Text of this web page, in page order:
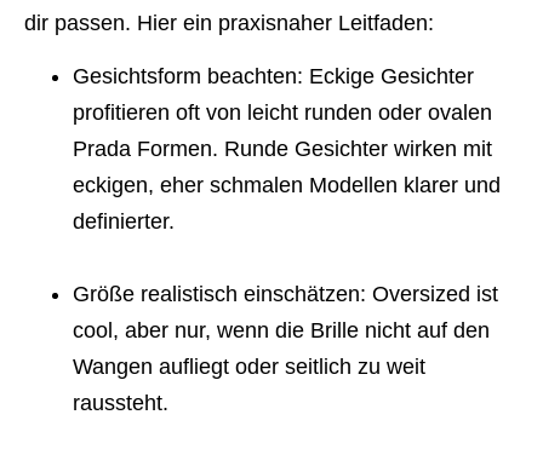
dir passen. Hier ein praxisnaher Leitfaden:
Gesichtsform beachten: Eckige Gesichter
profitieren oft von leicht runden oder ovalen
Prada Formen. Runde Gesichter wirken mit
eckigen, eher schmalen Modellen klarer und
definierter.
Größe realistisch einschätzen: Oversized ist
cool, aber nur, wenn die Brille nicht auf den
Wangen aufliegt oder seitlich zu weit
raussteht.